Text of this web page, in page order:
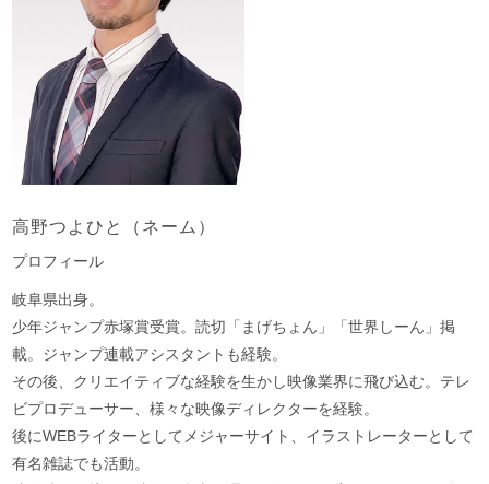
高野つよひと（ネーム）
プロフィール
岐阜県出身。
少年ジャンプ赤塚賞受賞。読切「まげちょん」「世界しーん」掲
載。ジャンプ連載アシスタントも経験。
その後、クリエイティブな経験を生かし映像業界に飛び込む。テレ
ビプロデューサー、様々な映像ディレクターを経験。
後にWEBライターとしてメジャーサイト、イラストレーターとして
有名雑誌でも活動。